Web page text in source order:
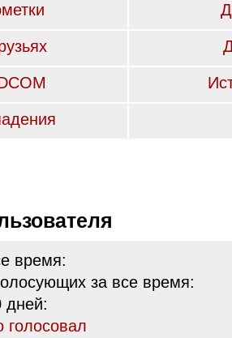
время:
за все время:
дней:
голосовал